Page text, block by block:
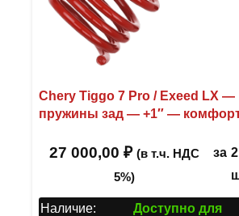
Chery Tiggo 7 Pro / Exeed LX —
пружины зад — +1″ —
27 000,00 ₽ (в т.ч. НДС
5%)
за 2
Наличие:
Доступно для